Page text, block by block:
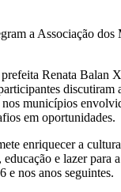
a Associação
Renata Balan
discutiram
nos municípios
em oportunidades.
enriquecer a
e lazer para
e nos anos seguintes.